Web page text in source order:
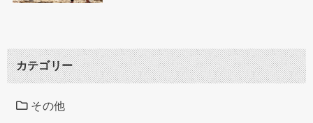
カテゴリー
その他